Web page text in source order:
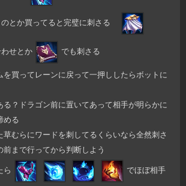
とか買ってると完璧に刺さる
せとか でも刺さる
を買ってレーンに戻って一押ししたらボットに
る？ドラゴン前に置いてあって相手が明らかに
める
草むらにワードを刺してるくらいなら全然刺さ
前まで行ってから判断しよう
ら
でほぼ相手